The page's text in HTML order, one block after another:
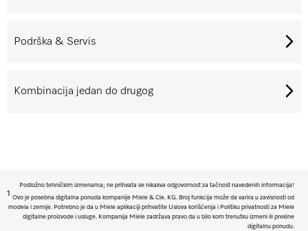
Podrška & Servis
Kombinacija jedan do drugog
Podložno tehničkim izmenama; ne prihvata se nikakva odgovornost za tačnost navedenih informacija!
1
Ovo je posebna digitalna ponuda kompanije Miele & Cie. KG. Broj funkcija može da varira u zavisnosti od
modela i zemlje. Potrebno je da u Miele aplikaciji prihvatite Uslova korišćenja i Politiku privatnosti za Miele
digitalne proizvode i usluge. Kompanija Miele zadržava pravo da u bilo kom trenutku izmeni ili prekine
digitalnu ponudu.